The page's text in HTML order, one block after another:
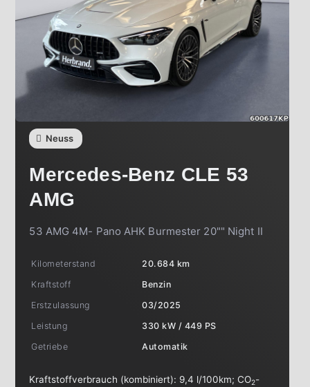
Neuss
Mercedes-Benz CLE 53
AMG
53 AMG 4M- Pano AHK Burmester 20"" Night II
Kilometerstand
20.684 km
Kraftstoff
Benzin
Erstzulassung
03/2025
Leistung
330 kW / 449 PS
Getriebe
Automatik
Kraftstoffverbrauch (kombiniert): 9,4 l/100km;CO2-